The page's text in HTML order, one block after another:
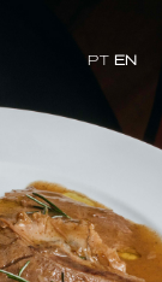
PT EN